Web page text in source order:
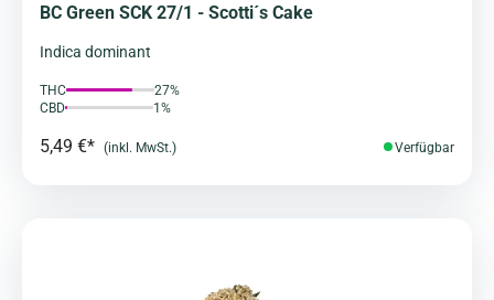
BC Green SCK 27/1 - Scotti´s Cake
Indica dominant
THC
27%
CBD
1%
5,49 €* (inkl. MwSt.) Verfügbar